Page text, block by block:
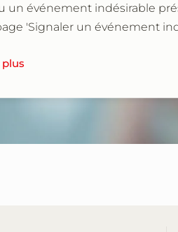
un événement indésirable
'Signaler un événement